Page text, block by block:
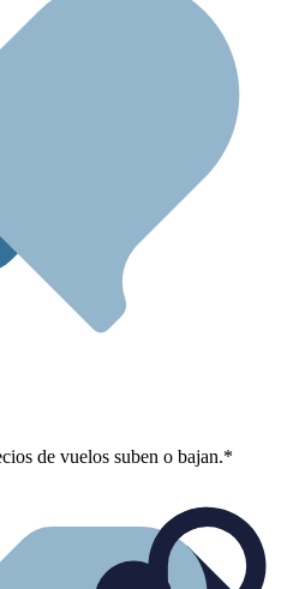
de vuelos suben o bajan.*